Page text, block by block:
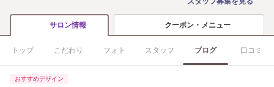
サロン情報 クーポン・メニュー
トップ こだわり フォト スタッフ ブログ 口コミ
おすすめデザイン